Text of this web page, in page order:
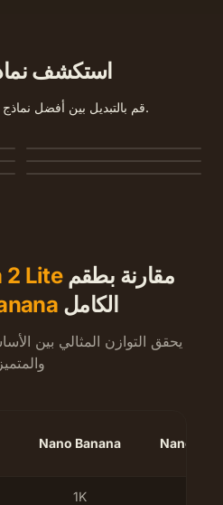
استكشف
قم بالتبديل بين أفضل نماذج الصور في مولد واحد.
2 Lite مقارنة بطقم
الكامل
والمتميز
Nano Banana Nano
1K